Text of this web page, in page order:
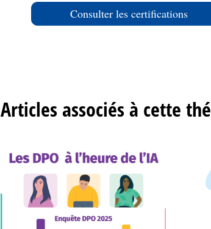
Consulter les certifications
Articles associés à cette